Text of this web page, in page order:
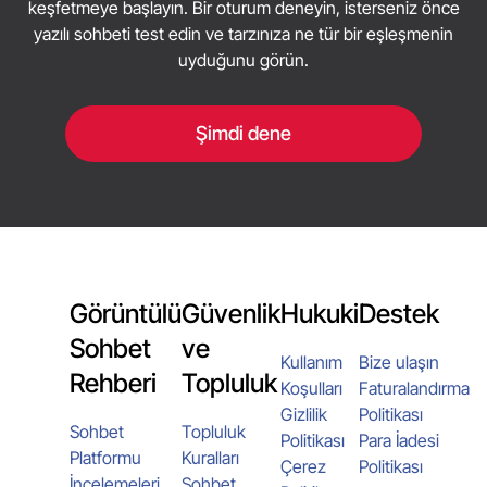
keşfetmeye başlayın. Bir oturum deneyin, isterseniz önce
yazılı sohbeti test edin ve tarzınıza ne tür bir eşleşmenin
uyduğunu görün.
Şimdi dene
Görüntülü
Sohbet
Rehberi
Sohbet
Platformu
Güvenlik
ve
Topluluk
Topluluk
Kuralları
Hukuki
Kullanım
Koşulları
Gizlilik
Politikası
Çerez
Destek
Bize ulaşın
Faturalandırma
Politikası
Para İadesi
Politikası